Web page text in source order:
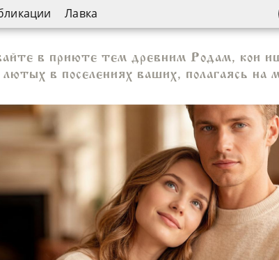
Лавка
в приюте тем древним Родам, кои
лютых в поселениях ваших, полагаясь